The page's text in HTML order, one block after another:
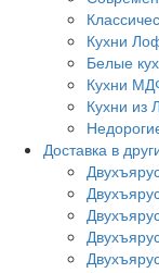
Кухни
Белые
Кухни
Кухни из
Доставка в